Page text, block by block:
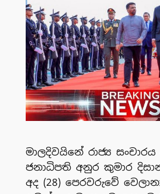
මාලදිවයිනේ රාජ්‍ය
ජනාධිපති අනුර කුමාර
අද (28) පෙරවරුවේ